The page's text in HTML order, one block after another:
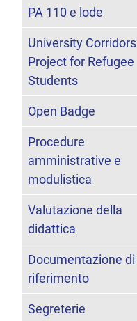
PA 110 e lode
University Corridors
Project for Refugee
Students
Open Badge
Procedure
amministrative e
modulistica
Valutazione della
didattica
Documentazione di
riferimento
Segreterie